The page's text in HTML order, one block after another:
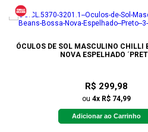
ÓCULOS DE SOL MASCULINO CHILLI
NOVA ESPELHADO
R$ 299,98
ou 4x R$ 74,99
Adicionar ao Carrinho